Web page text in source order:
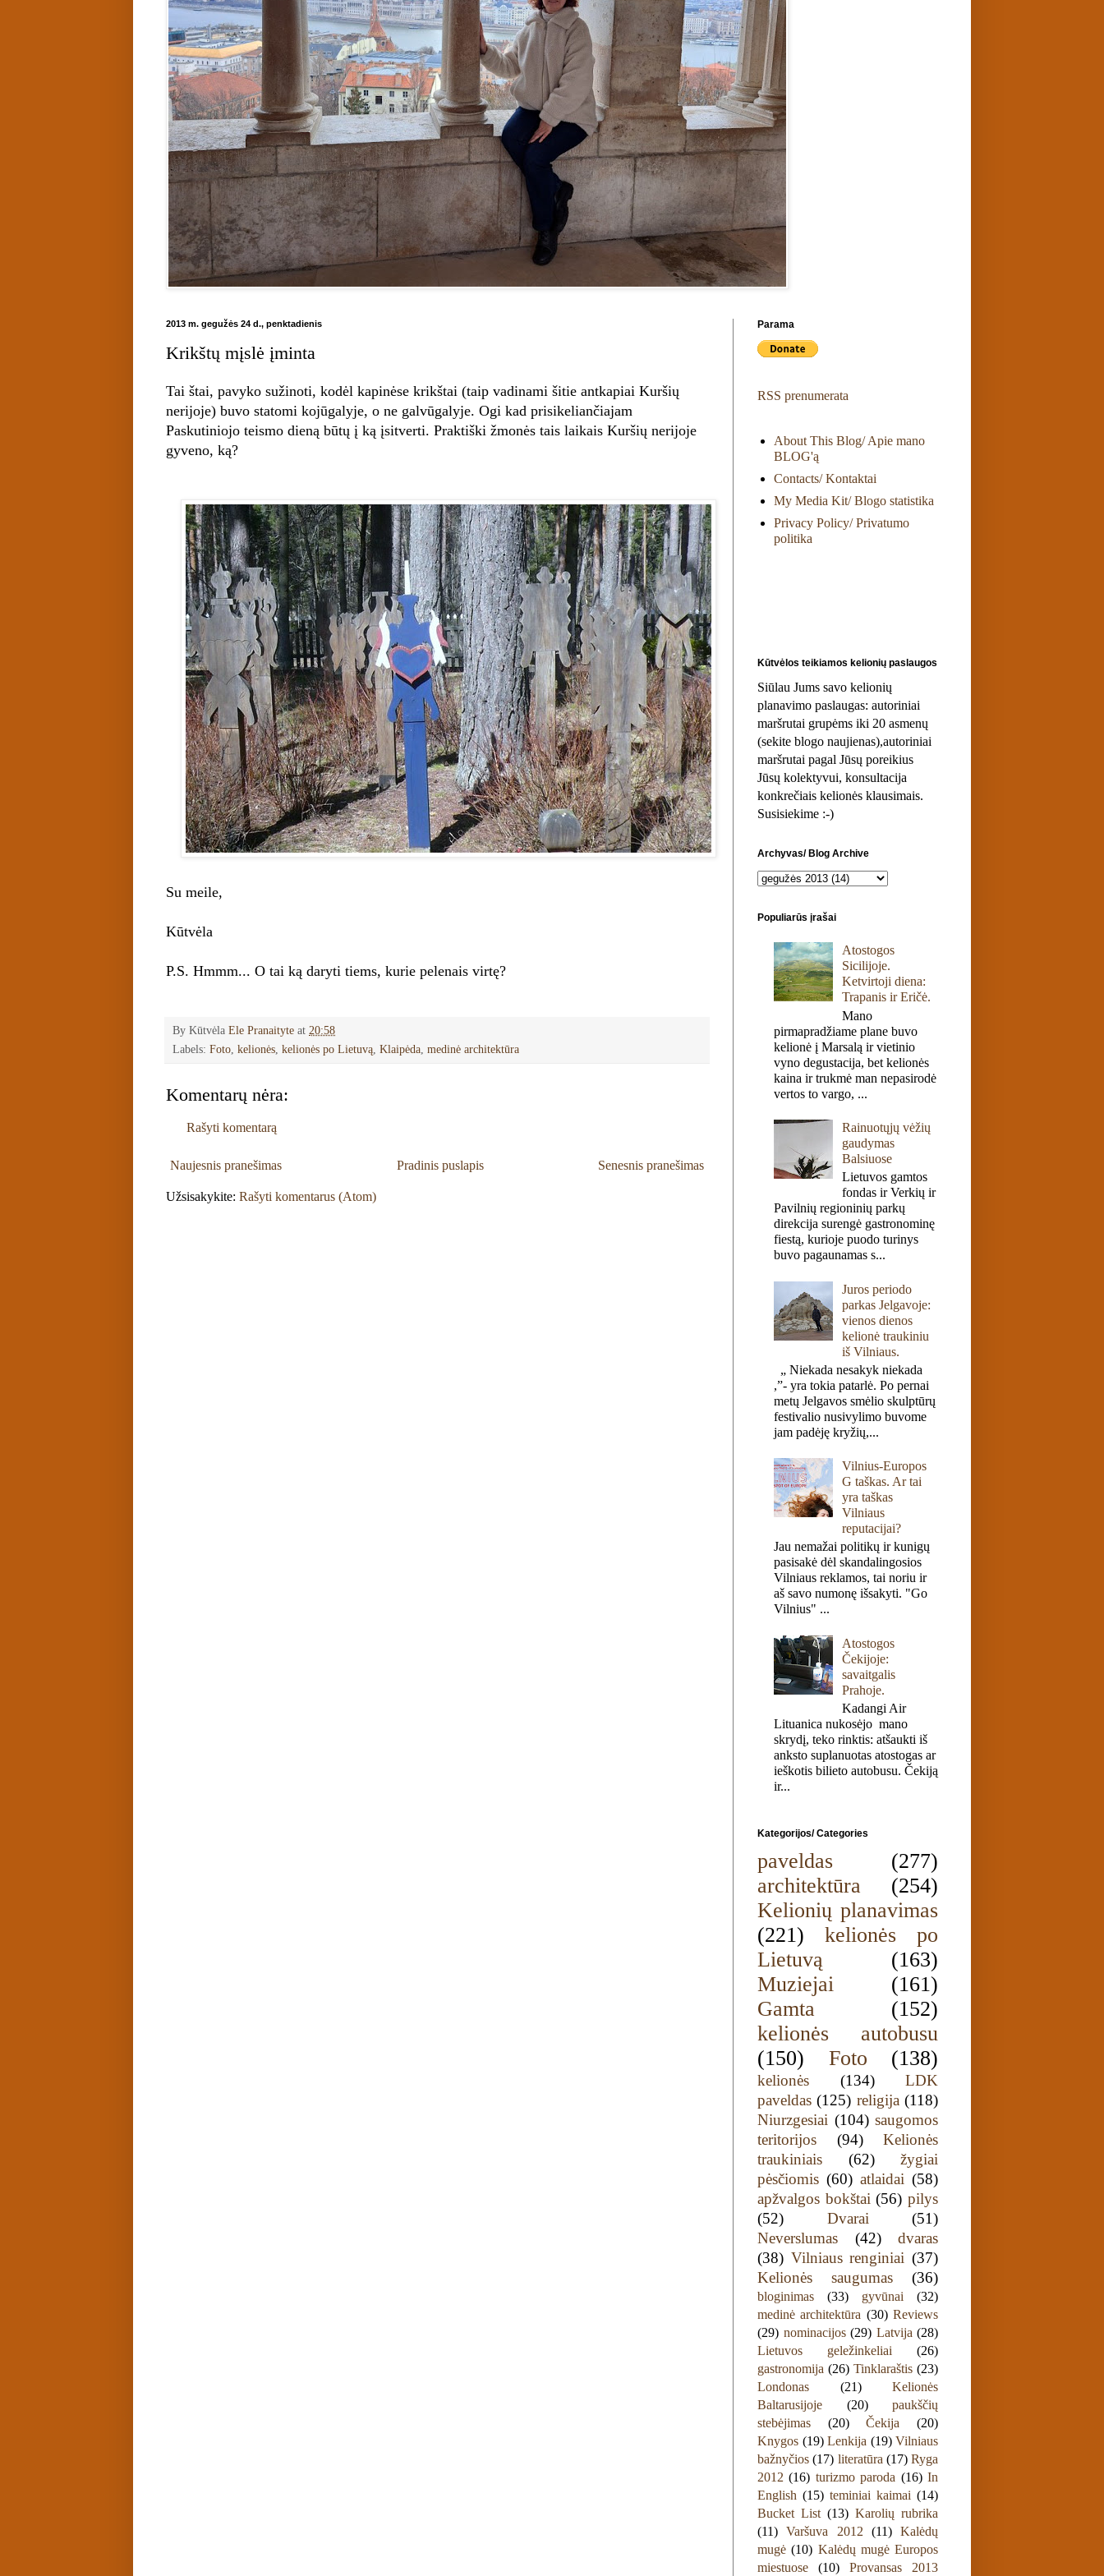
2013 m. gegužės 24 d., penktadienis
Krikštų mįslė įminta
Tai štai, pavyko sužinoti, kodėl kapinėse krikštai (taip vadinami šitie antkapiai Kuršių
nerijoje) buvo statomi kojūgalyje, o ne galvūgalyje. Ogi kad prisikeliančiajam
Paskutiniojo teismo dieną būtų į ką įsitverti. Praktiški žmonės tais laikais Kuršių nerijoje
gyveno, ką?
Su meile,
Kūtvėla
P.S. Hmmm... O tai ką daryti tiems, kurie pelenais virtę?
By Kūtvėla Ele Pranaityte at 20:58
Labels: Foto, kelionės, kelionės po Lietuvą, Klaipėda, medinė architektūra
Komentarų nėra:
Rašyti komentarą
Naujesnis pranešimas Senesnis pranešimas
Pradinis puslapis
Užsisakykite: Rašyti komentarus (Atom)
Parama
RSS prenumerata
About This Blog/ Apie mano
BLOG'ą
Contacts/ Kontaktai
My Media Kit/ Blogo statistika
Privacy Policy/ Privatumo
politika
Kūtvėlos teikiamos kelionių paslaugos
Siūlau Jums savo kelionių
planavimo paslaugas: autoriniai
maršrutai grupėms iki 20 asmenų
(sekite blogo naujienas),autoriniai
maršrutai pagal Jūsų poreikius
Jūsų kolektyvui, konsultacija
konkrečiais kelionės klausimais.
Susisiekime :-)
Archyvas/ Blog Archive
Populiarūs įrašai
Atostogos
Sicilijoje.
Ketvirtoji diena:
Trapanis ir Eričė.
Mano
pirmapradžiame plane buvo
kelionė į Marsalą ir vietinio
vyno degustacija, bet kelionės
kaina ir trukmė man nepasirodė
vertos to vargo, ...
Rainuotųjų vėžių
gaudymas
Balsiuose
Lietuvos gamtos
fondas ir Verkių ir
Pavilnių regioninių parkų
direkcija surengė gastronominę
fiestą, kurioje puodo turinys
buvo pagaunamas s...
Juros periodo
parkas Jelgavoje:
vienos dienos
kelionė traukiniu
iš Vilniaus.
„ Niekada nesakyk niekada
,”- yra tokia patarlė. Po pernai
metų Jelgavos smėlio skulptūrų
festivalio nusivylimo buvome
jam padėję kryžių,...
Vilnius-Europos
G taškas. Ar tai
yra taškas
Vilniaus
reputacijai?
Jau nemažai politikų ir kunigų
pasisakė dėl skandalingosios
Vilniaus reklamos, tai noriu ir
aš savo numonę išsakyti. "Go
Vilnius" ...
Atostogos
Čekijoje:
savaitgalis
Prahoje.
Kadangi Air
Lituanica nukosėjo mano
skrydį, teko rinktis: atšaukti iš
anksto suplanuotas atostogas ar
ieškotis bilieto autobusu. Čekiją
ir...
Kategorijos/ Categories
paveldas
(277)
architektūra
(254)
Kelionių planavimas
(221)
kelionės po
Lietuvą
(163)
Muziejai
(161)
Gamta
(152)
kelionės autobusu
(150)
Foto (138)
kelionės (134)
LDK
paveldas (125) religija (118)
Niurzgesiai (104) saugomos
teritorijos
(94)
Kelionės
traukiniais
(62)
žygiai
pėsčiomis (60) atlaidai (58)
apžvalgos bokštai (56) pilys
(52)
Dvarai
(51)
Neverslumas
(42)
dvaras
(38) Vilniaus renginiai (37)
Kelionės saugumas
(36)
bloginimas (33) gyvūnai
(32)
medinė architektūra (30) Reviews
(29) nominacijos (29) Latvija (28)
Lietuvos geležinkeliai
(26)
gastronomija (26) Tinklaraštis (23)
Londonas
(21)
Kelionės
Baltarusijoje
(20)
paukščių
stebėjimas
(20) Čekija
(20)
Knygos (19) Lenkija (19) Vilniaus
bažnyčios (17) literatūra (17) Ryga
2012 (16) turizmo paroda (16) In
English (15) teminiai kaimai (14)
Bucket List (13) Karolių rubrika
(11)
Varšuva 2012 (11)
Kalėdų
mugė (10) Kalėdų mugė Europos
miestuose
(10) Provansas 2013